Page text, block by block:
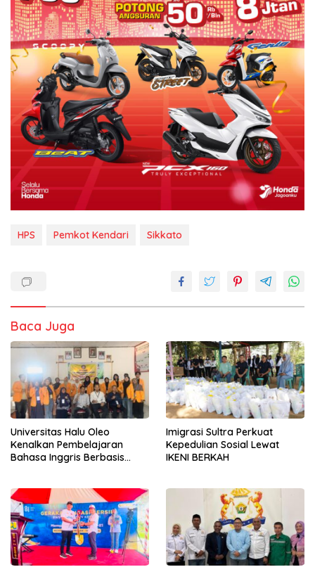
HPS Pemkot Kendari Sikkato
Baca Juga
Universitas Halu Oleo
Kenalkan Pembelajaran
Bahasa Inggris Berbasis
Imigrasi Sultra Perkuat
Kepedulian Sosial Lewat
IKENI BERKAH